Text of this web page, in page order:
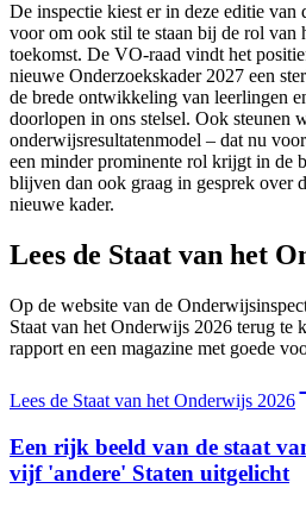
De inspectie kiest er in deze editie van
voor om ook stil te staan bij de rol van
toekomst. De VO-raad vindt het
nieuwe Onderzoekskader 2027 een
de brede ontwikkeling van leerlingen
doorlopen in ons stelsel. Ook steunen
onderwijsresultatenmodel – dat nu
een minder prominente rol krijgt in de
blijven dan ook graag in gesprek over
nieuwe kader.
Lees de Staat van het
Op de website van de
Staat van het Onderwijs 2026 terug
rapport en een magazine met goede
Lees de Staat van het Onderwijs 2026
Een rijk beeld van de staat
vijf 'andere' Staten uitgelicht